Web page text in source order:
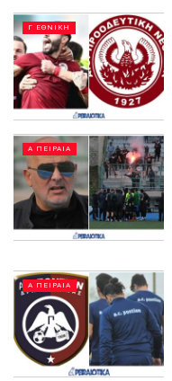
Γ ΕΘΝΙΚΗ
Α ΠΕΙΡΑΙΑ
Α ΠΕΙΡΑΙΑ